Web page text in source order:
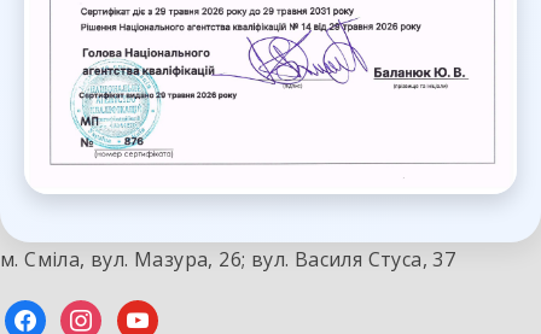
м. Сміла, вул. Мазура, 26; вул. Василя Стуса, 37
facebookinstagram
youtube